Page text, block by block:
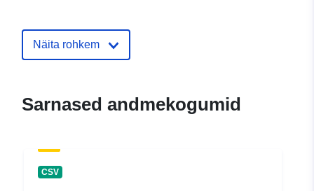
Näita rohkem
Sarnased andmekogumid
CSV